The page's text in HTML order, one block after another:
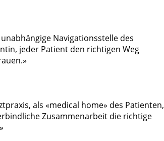
Navigationsstelle des
jeder Patient den richtigen Weg
als «medical home» des Patienten,
Zusammenarbeit die richtige